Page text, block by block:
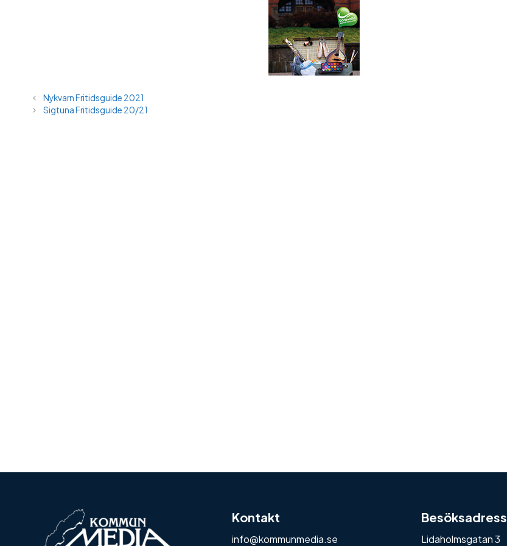
Nykvarn Fritidsguide 2021
Sigtuna Fritidsguide 20/21
Kontakt
info@kommunmedia.se
Besöksadress
Lidaholmsgatan 3